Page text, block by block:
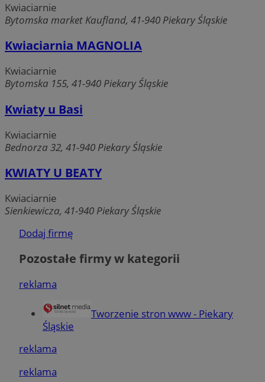
Kwiaciarnie
Bytomska market Kaufland, 41-940 Piekary Śląskie
Kwiaciarnia MAGNOLIA
Kwiaciarnie
Bytomska 155, 41-940 Piekary Śląskie
Kwiaty u Basi
Kwiaciarnie
Bednorza 32, 41-940 Piekary Śląskie
KWIATY U BEATY
Kwiaciarnie
Sienkiewicza, 41-940 Piekary Śląskie
Dodaj firmę
Pozostałe firmy w kategorii
reklama
Tworzenie stron www - Piekary
Śląskie
reklama
reklama